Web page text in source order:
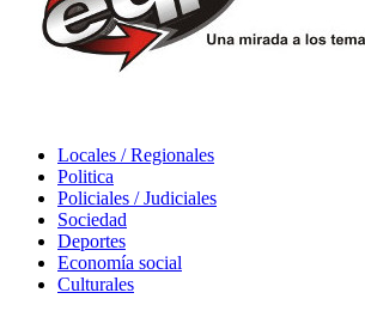
Locales / Regionales
Politica
Policiales / Judiciales
Sociedad
Deportes
Economía social
Culturales